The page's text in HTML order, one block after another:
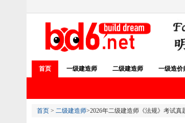
首页 一级建造师 二级建造师 一级造价
首页 > 二级建造师>2026年二级建造师《法规》考试真